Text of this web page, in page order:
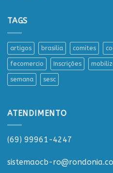
TAGS
artigos brasilia comites
fecomercio Inscrições
semana sesc
ATENDIMENTO
(69) 99961-4247
sistemaocb-